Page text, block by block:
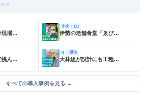
現場…
小売・EC
伊勢の老舗食堂「ゑび…
挑ん…
IT・通信
大林組が設計にも工程…
すべての導入事例を見る →